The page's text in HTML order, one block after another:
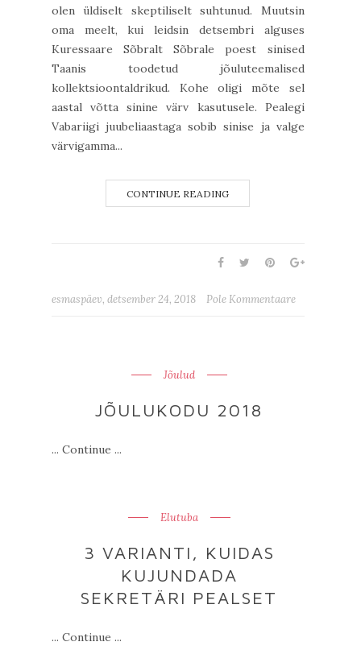
olen üldiselt skeptiliselt suhtunud. Muutsin
oma meelt, kui leidsin detsembri alguses
Kuressaare Sõbralt Sõbrale poest sinised
Taanis toodetud jõuluteemalised
kollektsioontaldrikud. Kohe oligi mõte sel
aastal võtta sinine värv kasutusele. Pealegi
Vabariigi juubeliaastaga sobib sinise ja valge
värvigamma...
CONTINUE READING
esmaspäev, detsember 24, 2018 Pole Kommentaare
Jõulud
JÕULUKODU 2018
... Continue ...
Elutuba
3 VARIANTI, KUIDAS
KUJUNDADA
SEKRETÄRI PEALSET
... Continue ...